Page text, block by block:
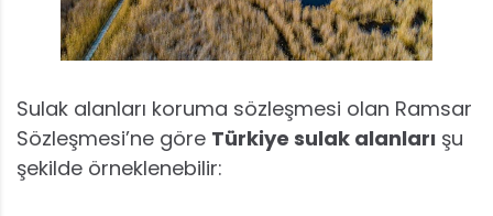
Sulak alanları koruma sözleşmesi olan Ramsar
Sözleşmesi’ne göre Türkiye sulak alanları şu
şekilde örneklenebilir: